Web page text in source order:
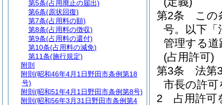
第2条
この
号。以下「
管理する
(占用許可)
第3条
法第
市長の許
2
占用許可
第5条(占用廃止の届出)
第6条(原状回復)
第7条(占用料の額)
第8条(占用料の徴収)
第9条(占用料の還付)
第10条(占用料の減免)
第11条(施行規定)
附則
附則 (昭和46年4月1日野田市条例第18
号)
附則 (昭和51年4月1日野田市条例第8号)
附則 (昭和56年3月31日野田市条例第4